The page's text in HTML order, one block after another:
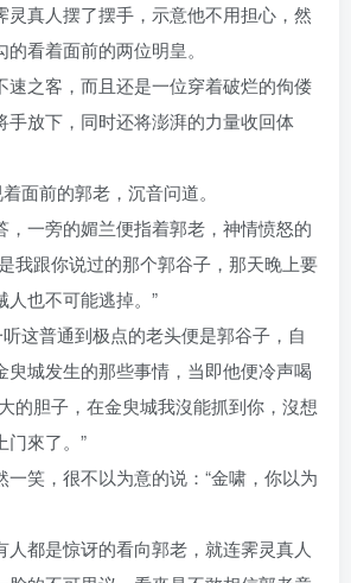
灵真人摆了摆手，示意他不用担心，然
看着面前的两位明皇。
速之客，而且还是一位穿着破烂的佝偻
手放下，同时还将澎湃的力量收回体
面前的郭老，沉音问道。
，一旁的媚兰便指着郭老，神情愤怒的
我跟你说过的那个郭谷子，那天晚上要
也不可能逃掉。”
听这普通到极点的老头便是郭谷子，自
臾城发生的那些事情，当即他便冷声喝
的胆子，在金臾城我沒能抓到你，沒想
门來了。”
笑，很不以为意的说：“金啸，你以为
人都是惊讶的看向郭老，就连霁灵真人